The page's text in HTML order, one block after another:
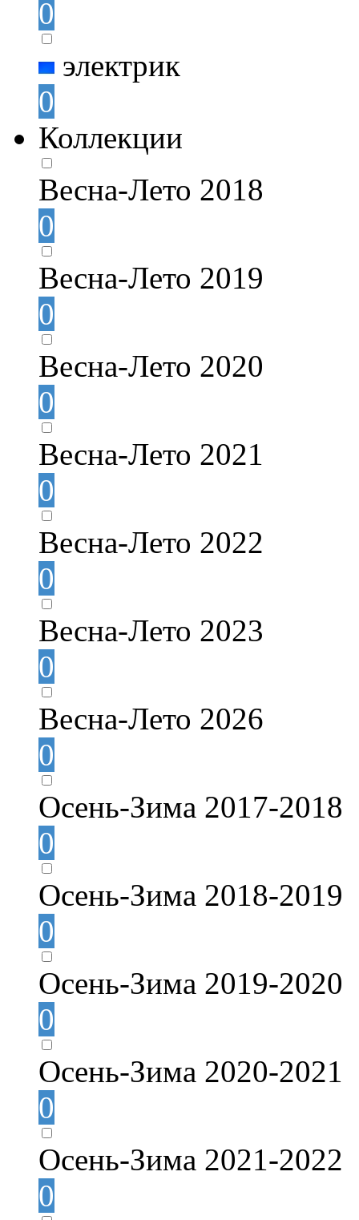
0
электрик
0
Коллекции
Весна-Лето 2018
0
Весна-Лето 2019
0
Весна-Лето 2020
0
Весна-Лето 2021
0
Весна-Лето 2022
0
Весна-Лето 2023
0
Весна-Лето 2026
0
Осень-Зима 2017-2018
0
Осень-Зима 2018-2019
0
Осень-Зима 2019-2020
0
Осень-Зима 2020-2021
0
Осень-Зима 2021-2022
0